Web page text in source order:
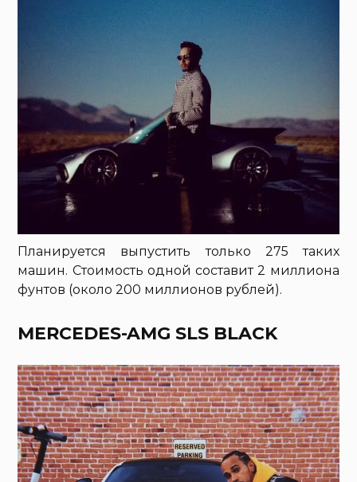
Планируется выпустить только 275 таких
машин. Стоимость одной составит 2 миллиона
фунтов (около 200 миллионов рублей).
MERCEDES-AMG SLS BLACK